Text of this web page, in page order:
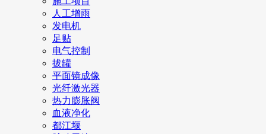
人工增雨
发电机
足贴
电气控制
拔罐
平面镜成像
光纤激光器
热力膨胀阀
血液净化
都江堰